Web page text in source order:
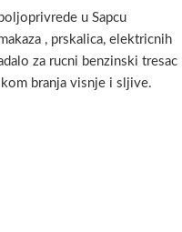
u Sapcu
, prskalica, elektricnih
za rucni benzinski tresac
branja visnje i sljive.